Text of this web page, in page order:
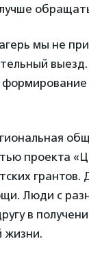
мы не
проекта
грантов.
Люди с
в
жизни.